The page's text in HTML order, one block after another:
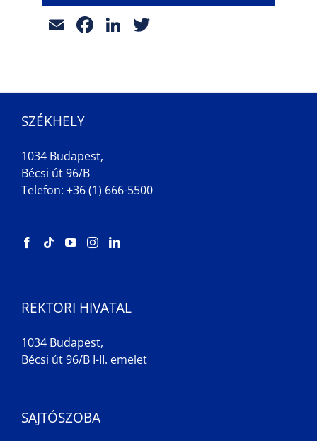
EmailFacebook
LinkedIn
SZÉKHELY
1034 Budapest,
Bécsi út 96/B
Telefon: +36 (1) 666-5500
REKTORI HIVATAL
1034 Budapest,
Bécsi út 96/B I-II. emelet
SAJTÓSZOBA